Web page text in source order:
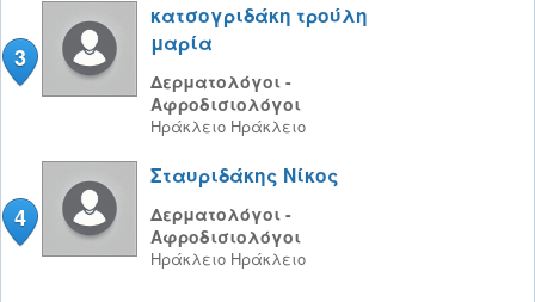
3
κατσογριδάκη τρούλη
μαρία
Δερματολόγοι -
Αφροδισιολόγοι
Ηράκλειο Ηράκλειο
4
Σταυριδάκης Νίκος
Δερματολόγοι -
Αφροδισιολόγοι
Ηράκλειο Ηράκλειο